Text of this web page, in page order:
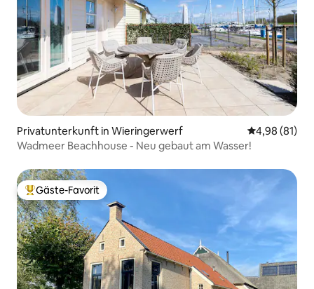
Privatunterkunft in Wieringerwerf
4,98 (81)
Wadmeer Beachhouse - Neu gebaut am Wasser!
Beliebter Gäste-Favorit.
Gäste-Favorit